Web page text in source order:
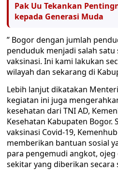
Pak Uu Tekankan
kepada Generasi Muda
” Bogor dengan jumlah
penduduk menjadi salah satu
vaksinasi. Ini kami lakukan
wilayah dan sekarang di
Lebih lanjut dikatakan
kegiatan ini juga
kesehatan dari TNI AD,
Kesehatan Kabupaten Bogor.
vaksinasi Covid-19,
memberikan bantuan sosial
para pengemudi angkot,
sekitar yang diberikan secara